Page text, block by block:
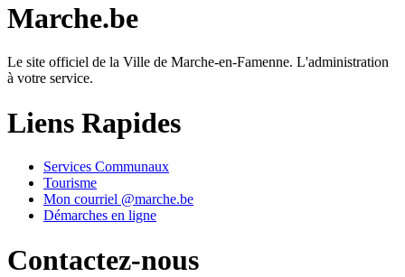
Marche.be
Le site officiel de la Ville de Marche-en-Famenne. L'administration
à votre service.
Liens Rapides
Services Communaux
Tourisme
Mon courriel @marche.be
Démarches en ligne
Contactez-nous